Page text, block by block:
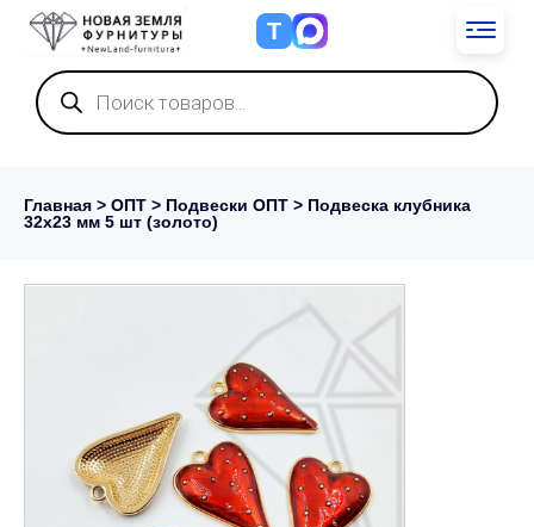
Т
Поиск
товаров
Главная > ОПТ > Подвески ОПТ > Подвеска клубника
32х23 мм 5 шт (золото)